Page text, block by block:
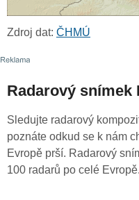
Zdroj dat: ČHMÚ
Radarový snímek
Sledujte radarový
poznáte odkud se k nám
Evropě prší. Radarový
100 radarů po celé Evropě.